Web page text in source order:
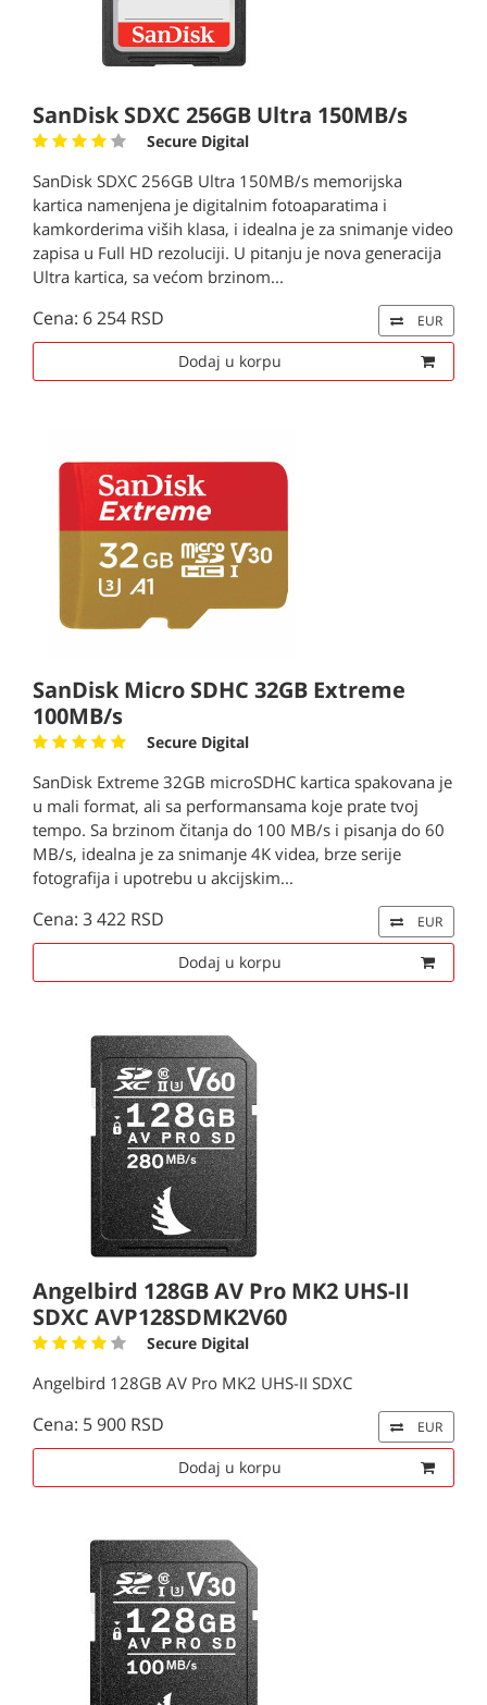
SanDisk SDXC 256GB Ultra 150MB/s
Secure Digital
SanDisk SDXC 256GB Ultra 150MB/s memorijska
kartica namenjena je digitalnim fotoaparatima i
kamkorderima viših klasa, i idealna je za snimanje video
zapisa u Full HD rezoluciji. U pitanju je nova generacija
Ultra kartica, sa većom brzinom...
Cena: 6 254 RSD EUR
Dodaj u korpu
SanDisk Micro SDHC 32GB Extreme
100MB/s
Secure Digital
SanDisk Extreme 32GB microSDHC kartica spakovana je
u mali format, ali sa performansama koje prate tvoj
tempo. Sa brzinom čitanja do 100 MB/s i pisanja do 60
MB/s, idealna je za snimanje 4K videa, brze serije
fotografija i upotrebu u akcijskim...
Cena: 3 422 RSD EUR
Dodaj u korpu
Angelbird 128GB AV Pro MK2 UHS-II
SDXC AVP128SDMK2V60
Secure Digital
Angelbird 128GB AV Pro MK2 UHS-II SDXC
Cena: 5 900 RSD EUR
Dodaj u korpu